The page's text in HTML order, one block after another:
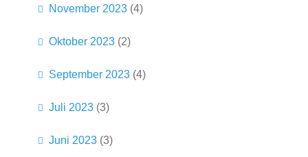
November 2023 (4)
Oktober 2023 (2)
September 2023 (4)
Juli 2023 (3)
Juni 2023 (3)